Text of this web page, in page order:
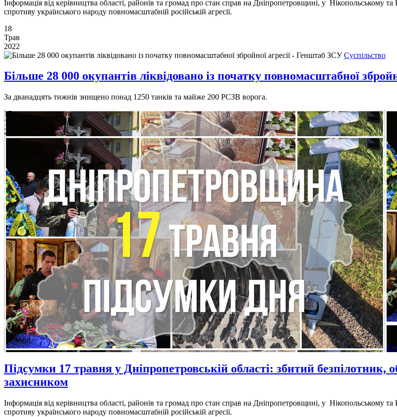
Інформація від керівництва області, районів та громад про стан справ на Дніпропетровщині, у Нікопольському та
спротиву українського народу повномасштабній російській агресії.
18
Трав
2022
Суспільство
Більше 28 000 окупантів ліквідовано із початку повномасштабної
За дванадцять тижнів знищено понад 1250 танків та майже 200 РСЗВ ворога.
17
Трав
2022
Підсумки 17 травня у Дніпропетровській області: збитий безпілотник,
захисником
Інформація від керівництва області, районів та громад про стан справ на Дніпропетровщині, у Нікопольському та
спротиву українського народу повномасштабній російській агресії.